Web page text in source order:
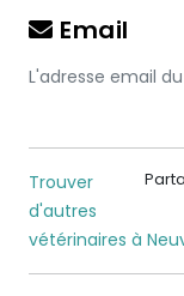
Email
L'adresse email
Trouver
d'autres
vétérinaires à